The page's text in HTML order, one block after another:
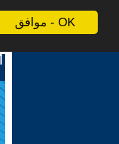
موافق - OK